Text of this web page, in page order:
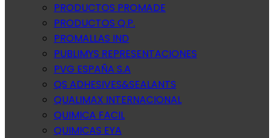
PRODUCTOS PROMADE
PRODUCTOS Q.P.
PROMALLAS IND
PUBLIMYS REPRESENTACIONES
PVG ESPAÑA S.A
QS ADHESIVES&SEALANTS
QUALIMAX INTERNACIONAL
QUIMICA FACIL
QUIMICAS EYA